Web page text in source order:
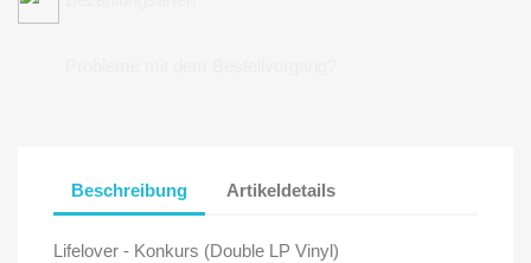
Beschreibung Artikeldetails
Lifelover - Konkurs (Double LP Vinyl)